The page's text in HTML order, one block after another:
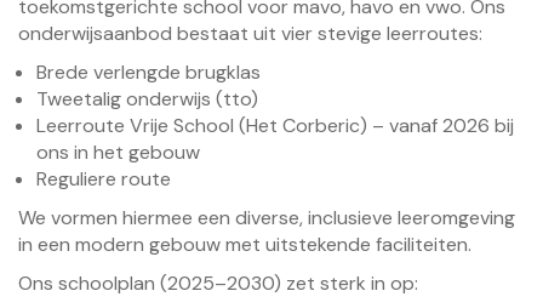
toekomstgerichte school voor mavo, havo en vwo. Ons
onderwijsaanbod bestaat uit vier stevige leerroutes:
Brede verlengde brugklas
Tweetalig onderwijs (tto)
Leerroute Vrije School (Het Corberic) – vanaf 2026 bij
ons in het gebouw
Reguliere route
We vormen hiermee een diverse, inclusieve leeromgeving
in een modern gebouw met uitstekende faciliteiten.
Ons schoolplan (2025–2030) zet sterk in op: